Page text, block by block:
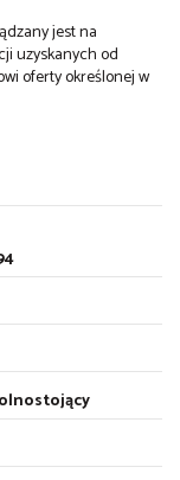
jest na
uzyskanych od
oferty określonej w